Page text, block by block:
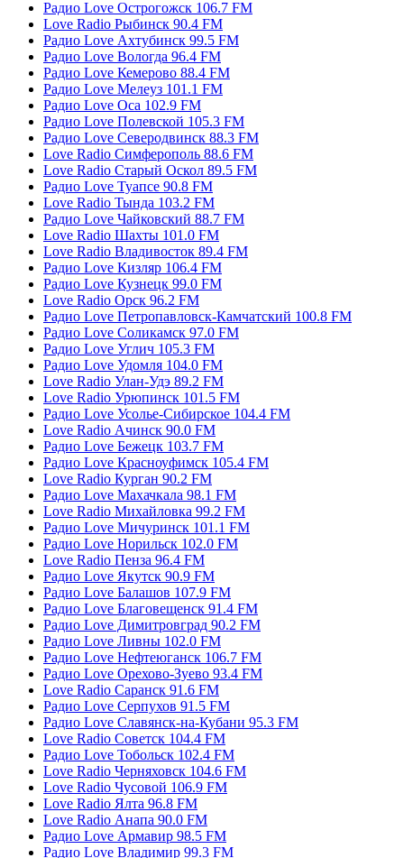
Радио Love Острогожск 106.7 FM
Love Radio Рыбинск 90.4 FM
Радио Love Ахтубинск 99.5 FM
Радио Love Вологда 96.4 FM
Радио Love Кемерово 88.4 FM
Радио Love Мелеуз 101.1 FM
Радио Love Оса 102.9 FM
Радио Love Полевской 105.3 FM
Радио Love Северодвинск 88.3 FM
Love Radio Симферополь 88.6 FM
Love Radio Старый Оскол 89.5 FM
Радио Love Туапсе 90.8 FM
Love Radio Тында 103.2 FM
Радио Love Чайковский 88.7 FM
Love Radio Шахты 101.0 FM
Love Radio Владивосток 89.4 FM
Радио Love Кизляр 106.4 FM
Радио Love Кузнецк 99.0 FM
Love Radio Орск 96.2 FM
Радио Love Петропавловск-Камчатский 100.8 FM
Радио Love Соликамск 97.0 FM
Радио Love Углич 105.3 FM
Радио Love Удомля 104.0 FM
Love Radio Улан-Удэ 89.2 FM
Love Radio Урюпинск 101.5 FM
Радио Love Усолье-Сибирское 104.4 FM
Love Radio Ачинск 90.0 FM
Радио Love Бежецк 103.7 FM
Радио Love Красноуфимск 105.4 FM
Love Radio Курган 90.2 FM
Радио Love Махачкала 98.1 FM
Love Radio Михайловка 99.2 FM
Радио Love Мичуринск 101.1 FM
Радио Love Норильск 102.0 FM
Love Radio Пенза 96.4 FM
Радио Love Якутск 90.9 FM
Радио Love Балашов 107.9 FM
Радио Love Благовещенск 91.4 FM
Радио Love Димитровград 90.2 FM
Радио Love Ливны 102.0 FM
Радио Love Нефтеюганск 106.7 FM
Радио Love Орехово-Зуево 93.4 FM
Love Radio Саранск 91.6 FM
Радио Love Серпухов 91.5 FM
Радио Love Славянск-на-Кубани 95.3 FM
Love Radio Советск 104.4 FM
Радио Love Тобольск 102.4 FM
Love Radio Черняховск 104.6 FM
Love Radio Чусовой 106.9 FM
Love Radio Ялта 96.8 FM
Love Radio Анапа 90.0 FM
Радио Love Армавир 98.5 FM
Радио Love Владимир 99.3 FM